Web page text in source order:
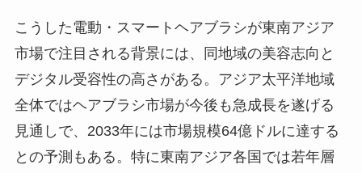
こうした電動・スマートヘアブラシが東南アジア
市場で注目される背景には、同地域の美容志向と
デジタル受容性の高さがある。アジア太平洋地域
全体ではヘアブラシ市場が今後も急成長を遂げる
見通しで、2033年には市場規模64億ドルに達する
との予測もある。特に東南アジア各国では若年層